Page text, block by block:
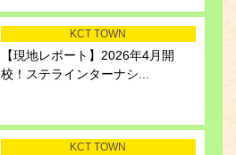
KCT TOWN
【現地レポート】2026年4月開
校！ステラインターナシ...
KCT TOWN